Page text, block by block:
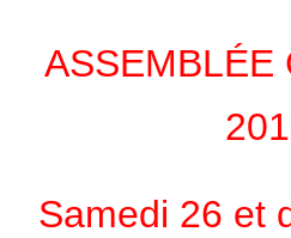
ASSEMBLÉE
Samedi 26 et